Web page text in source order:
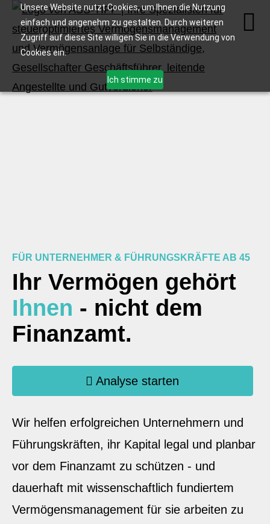
Unsere Website nutzt Cookies, um Ihnen die Nutzung
einfach und angenehm zu gestalten. Durch weiteren
Zugriff auf diese Site willigen Sie in die Verwendung von
Cookies ein.
Ich stimme zu
FÜR UNTERNEHMER & FÜHRUNGSKRÄFTE AB 45
Ihr Vermögen gehört
Ihnen - nicht dem
Finanzamt.
Analyse starten
Wir helfen erfolgreichen Unternehmern und
Führungskräften, ihr Kapital legal und planbar
vor dem Finanzamt zu schützen - und
dauerhaft mit wissenschaftlich fundiertem
Vermögensmanagement für sie arbeiten zu